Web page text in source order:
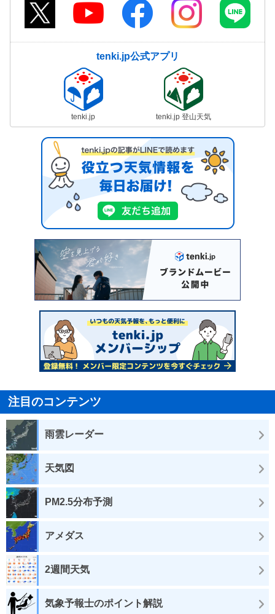
tenki.jp公式アプリ
tenki.jp tenki.jp 登山天気
注目のコンテンツ
雨雲レーダー
天気図
PM2.5分布予測
アメダス
2週間天気
気象予報士のポイント解説